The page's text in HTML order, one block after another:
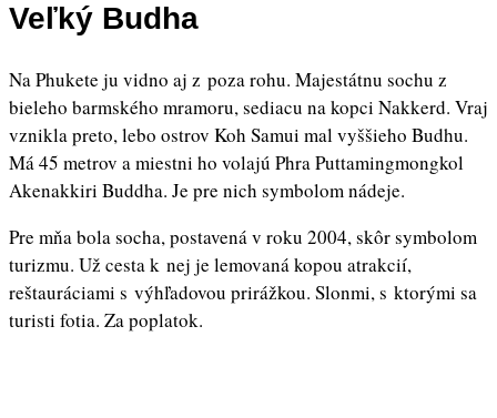
Veľký Budha
Na Phukete ju vidno aj z poza rohu. Majestátnu sochu z
bieleho barmského mramoru, sediacu na kopci Nakkerd. Vraj
vznikla preto, lebo ostrov Koh Samui mal vyššieho Budhu.
Má 45 metrov a miestni ho volajú Phra Puttamingmongkol
Akenakkiri Buddha. Je pre nich symbolom nádeje.
Pre mňa bola socha, postavená v roku 2004, skôr symbolom
turizmu. Už cesta k nej je lemovaná kopou atrakcií,
reštauráciami s výhľadovou prirážkou. Slonmi, s ktorými sa
turisti fotia. Za poplatok.